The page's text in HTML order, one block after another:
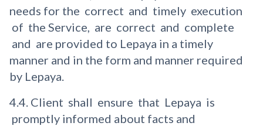
needs for the correct and timely execution
of the Service, are correct and complete
and are provided to Lepaya in a timely
manner and in the form and manner required
by Lepaya.
4.4. Client shall ensure that Lepaya is
promptly informed about facts and